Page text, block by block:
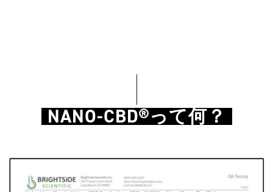
NANO-CBD®︎って何？